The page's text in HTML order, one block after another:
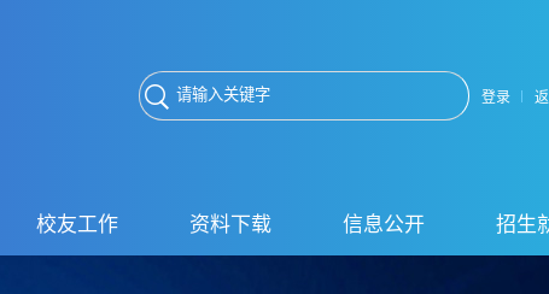
登录
校友工作 资料下载 信息公开 招生